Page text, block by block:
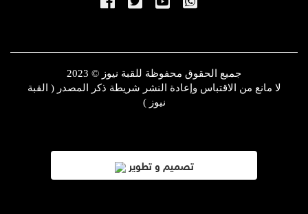
جميع الحقوق محفوظة للقبة نيوز © 2023
لا مانع من الاقتباس وإعادة النشر شريطة ذكر المصدر ( القبة
نيوز )
تصميم و تطوير